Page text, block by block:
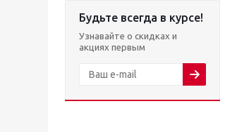
Будьте всегда в курсе!
Узнавайте о скидках и
акциях первым